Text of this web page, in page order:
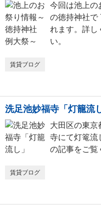
今回は池上の
の徳持神社で
れます。詳し
い。
賃貸ブログ
洗足池妙福寺「灯籠流
大田区の東京
寺にて灯篭流
の記事をご覧
賃貸ブログ